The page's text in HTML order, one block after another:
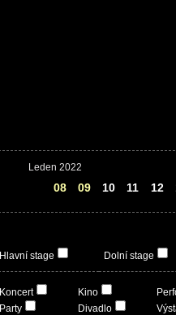
Leden 2022
08 09 10 11 12
Hlavní stage Dolní stage
Koncert
Party
Kino
Divadlo